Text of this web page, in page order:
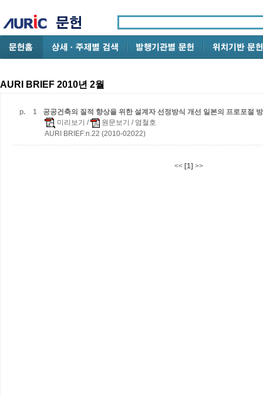
AURI BRIEF 2010년 2월
p. 1 공공건축의 질적 향상을 위한 설계자 선정방식 개선 일본의 프로포절
미리보기 / 원문보기 / 염철호
AURI BRIEF:n.22 (2010-02022)
<< [1] >>